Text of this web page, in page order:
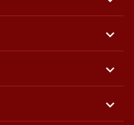


